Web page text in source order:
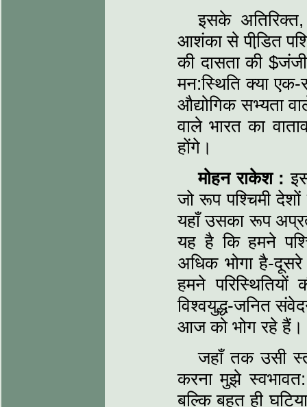
इसके
आशंका से पीडि़त
की दासता की
मन:स्थिति क्या एक-
औद्योगिक सभ्यता
वाले भारत का
होंगे।
मोहन राकेश :
जो रूप पश्चिमी
यहाँ उसका रूप
यह है कि हमने
अधिक भोगा है-
हमने परिस्थितियों
विश्वयुद्ध-जनित
आज को भोग रहे हैं।
जहाँ तक उसी
करना मुझे
बल्कि बहुत ही